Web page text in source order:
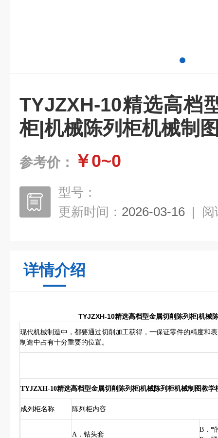
TYJZXH-10精选高档
柜|机械陈列柜机械制
参考价： ￥0~0
型号：
更新时间： 2026-03-16 | 阅
详情介绍
TYJZXH-10精选高档型金属切削陈列柜|机械
现代机械制造中，都要通过切削加工获得，一保证零件的精度和
制造中占有十分重要的位置。
TYJZXH-10精选高档型金属切削陈列柜|机械陈列柜机械制图教学
成列柜名称 陈列柜内容
A．钻头套
B．*